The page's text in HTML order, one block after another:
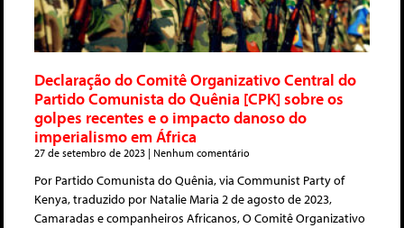
Declaração do Comitê Organizativo Central do
Partido Comunista do Quênia [CPK] sobre os
golpes recentes e o impacto danoso do
imperialismo em África
27 de setembro de 2023 Nenhum comentário
Por Partido Comunista do Quênia, via Communist Party of
Kenya, traduzido por Natalie Maria 2 de agosto de 2023,
Camaradas e companheiros Africanos, O Comitê Organizativo